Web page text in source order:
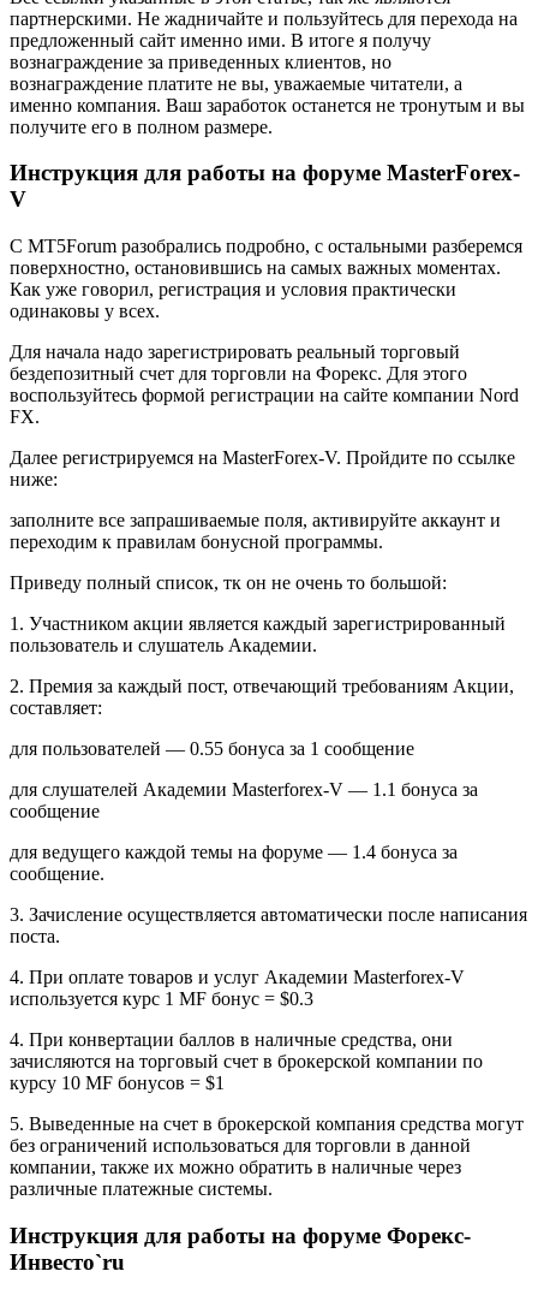
партнерскими. Не жадничайте и пользуйтесь для перехода на
предложенный сайт именно ими. В итоге я получу
вознаграждение за приведенных клиентов, но
вознаграждение платите не вы, уважаемые читатели, а
именно компания. Ваш заработок останется не тронутым и вы
получите его в полном размере.
Инструкция для работы на форуме MasterForex-
V
С MT5Forum разобрались подробно, с остальными разберемся
поверхностно, остановившись на самых важных моментах.
Как уже говорил, регистрация и условия практически
одинаковы у всех.
Для начала надо зарегистрировать реальный торговый
бездепозитный счет для торговли на Форекс. Для этого
воспользуйтесь формой регистрации на сайте компании Nord
FX.
Далее регистрируемся на MasterForex-V. Пройдите по ссылке
ниже:
заполните все запрашиваемые поля, активируйте аккаунт и
переходим к правилам бонусной программы.
Приведу полный список, тк он не очень то большой:
1. Участником акции является каждый зарегистрированный
пользователь и слушатель Академии.
2. Премия за каждый пост, отвечающий требованиям Акции,
составляет:
для пользователей — 0.55 бонуса за 1 сообщение
для слушателей Академии Masterforex-V — 1.1 бонуса за
сообщение
для ведущего каждой темы на форуме — 1.4 бонуса за
сообщение.
3. Зачисление осуществляется автоматически после написания
поста.
4. При оплате товаров и услуг Академии Masterforex-V
используется курс 1 MF бонус = $0.3
4. При конвертации баллов в наличные средства, они
зачисляются на торговый счет в брокерской компании по
курсу 10 MF бонусов = $1
5. Выведенные на счет в брокерской компания средства могут
без ограничений использоваться для торговли в данной
компании, также их можно обратить в наличные через
различные платежные системы.
Инструкция для работы на форуме Форекс-
Инвесто`ru